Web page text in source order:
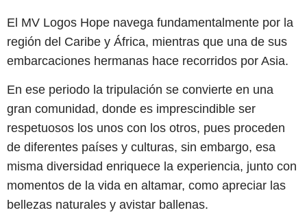
El MV Logos Hope navega fundamentalmente por la
región del Caribe y África, mientras que una de sus
embarcaciones hermanas hace recorridos por Asia.
En ese periodo la tripulación se convierte en una
gran comunidad, donde es imprescindible ser
respetuosos los unos con los otros, pues proceden
de diferentes países y culturas, sin embargo, esa
misma diversidad enriquece la experiencia, junto con
momentos de la vida en altamar, como apreciar las
bellezas naturales y avistar ballenas.